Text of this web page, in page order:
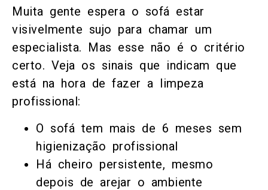
Muita gente espera o sofá estar
visivelmente sujo para chamar um
especialista. Mas esse não é o critério
certo. Veja os sinais que indicam que
está na hora de fazer a limpeza
profissional:
O sofá tem mais de 6 meses sem
higienização profissional
Há cheiro persistente, mesmo
depois de arejar o ambiente